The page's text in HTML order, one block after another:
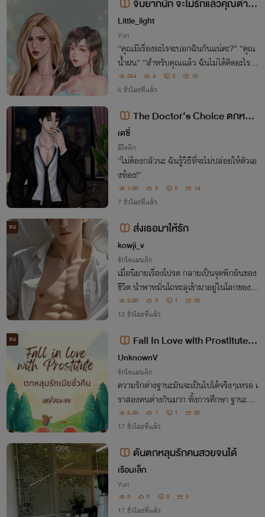
จีบยากนัก จะไม่รักแล้วคุณตำรว
จ [มี E-Book]
Little_light
Yuri
“คุณมีเรื่องอะไรจะบอกฉันกันแน่คะ?” “คุณ
น้ำฝน” “สำหรับคุณแล้ว ฉันไม่ได้คิดอะไรจริ
ง ๆ ค่ะ”
264 4 0 10
6 ชั่วโมงที่แล้ว
The Doctor’s Choice ตกหลุม
รักคุณเลขามาเฟีย
เดซี่
อีโรติก
“ไม่ต้องกลัวนะ ฉันรู้วิธีที่จะไม่ปล่อยให้ตัวเอ
งท้อง!”
1.0K 2 0 14
7 ชั่วโมงที่แล้ว
จบ ส่งเธอมาให้รัก
kowji_v
รักโรแมนติก
เมื่อนิยายเรื่องโปรด กลายเป็นจุดพิกผันของ
ชีวิต นำพาหมั่นโถทะลุเข้ามาอยู่ในโลกของนิ
ยายที่พระเอกเป็นจอมเผด็จการ แถมยังเข้าใ
จผิดว่าเธอเป็นเด็กเอ็นของเขา อุบัติเหตุครั้งนั้
3.9K 0 1 35
12 ชั่วโมงที่แล้ว
จบ
Fall In Love with Prostitute ต
กหลุมรักเมียชั่วคืน
UnknownV
รักโรแมนติก
ความรักต่างฐานะมันจะเป็นไปได้จริงๆเหรอ เ
ราสองคนต่างกันมาก ทั้งการศึกษา ฐานะแล
ะสังคม
5.3K 1 1 30
17 ชั่วโมงที่แล้ว
ดันตกหลุมรักคนสวยจนได้
เรือนเล็ก
Yuri
0 0 0 3
17 ชั่วโมงที่แล้ว